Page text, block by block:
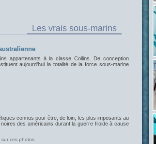
Les vrais sous-marins
appartenants à la classe Collins. De conception
aujourd'hui la totalité de la force sous-marine
connus pour être, de loin, les plus imposants au
des américains durant la guerre froide à cause
sur ces photos